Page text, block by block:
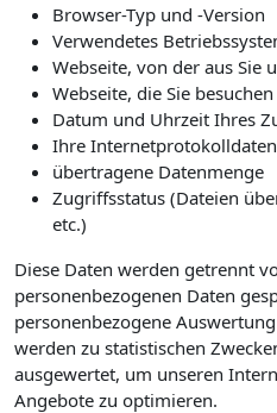
Browser-Typ und -Version
Verwendetes
Webseite, von der aus Sie
Webseite, die Sie besuchen
Datum und Uhrzeit Ihres
Ihre Internetprotokolldaten
übertragene Datenmenge
Zugriffsstatus (Dateien
etc.)
Diese Daten werden getrennt
personenbezogenen Daten
personenbezogene
werden zu statistischen
ausgewertet, um unseren
Angebote zu optimieren.